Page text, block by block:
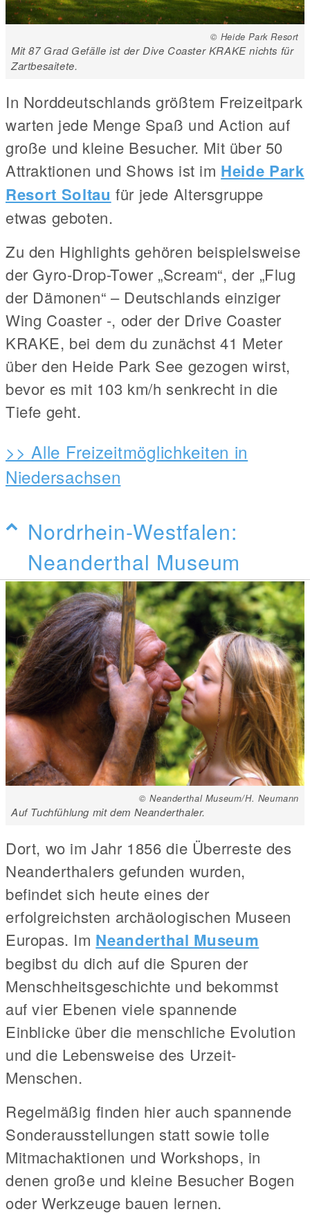
© Heide Park Resort
Mit 87 Grad Gefälle ist der Dive Coaster KRAKE nichts für
Zartbesaitete.
In Norddeutschlands größtem Freizeitpark
warten jede Menge Spaß und Action auf
große und kleine Besucher. Mit über 50
Attraktionen und Shows ist im Heide Park
Resort Soltau für jede Altersgruppe
etwas geboten.
Zu den Highlights gehören beispielsweise
der Gyro-Drop-Tower „Scream“, der „Flug
der Dämonen“ – Deutschlands einziger
Wing Coaster -, oder der Drive Coaster
KRAKE, bei dem du zunächst 41 Meter
über den Heide Park See gezogen wirst,
bevor es mit 103 km/h senkrecht in die
Tiefe geht.
>> Alle Freizeitmöglichkeiten in
Niedersachsen
Nordrhein-Westfalen:
Neanderthal Museum
© Neanderthal Museum/H. Neumann
Auf Tuchfühlung mit dem Neanderthaler.
Dort, wo im Jahr 1856 die Überreste des
Neanderthalers gefunden wurden,
befindet sich heute eines der
erfolgreichsten archäologischen Museen
Europas. Im Neanderthal Museum
begibst du dich auf die Spuren der
Menschheitsgeschichte und bekommst
auf vier Ebenen viele spannende
Einblicke über die menschliche Evolution
und die Lebensweise des Urzeit-
Menschen.
Regelmäßig finden hier auch spannende
Sonderausstellungen statt sowie tolle
Mitmachaktionen und Workshops, in
denen große und kleine Besucher Bogen
oder Werkzeuge bauen lernen.